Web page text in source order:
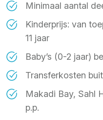
Minimaal aantal
Kinderprijs: van
11 jaar
Baby’s (0-2 jaar)
Transferkosten
Makadi Bay, Sahl
p.p.